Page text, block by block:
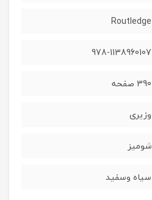
Routledge
978-1138960107
390 صفحه
وزیری
شومیز
سیاه وسفید